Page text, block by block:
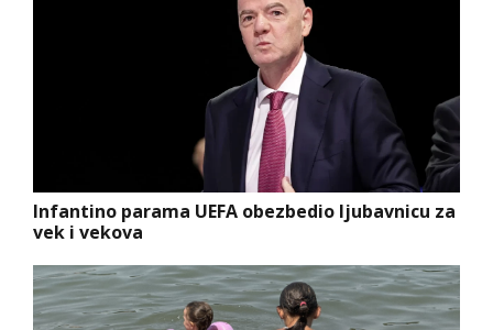
Infantino parama UEFA obezbedio ljubavnicu za
vek i vekova